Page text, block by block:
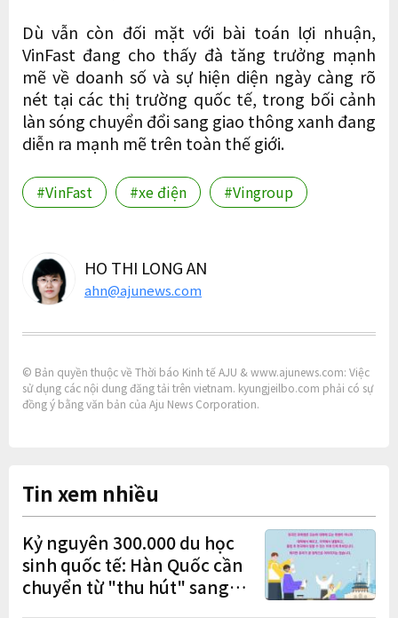
Dù vẫn còn đối mặt với bài toán lợi nhuận,
VinFast đang cho thấy đà tăng trưởng mạnh
mẽ về doanh số và sự hiện diện ngày càng rõ
nét tại các thị trường quốc tế, trong bối cảnh
làn sóng chuyển đổi sang giao thông xanh đang
diễn ra mạnh mẽ trên toàn thế giới.
#VinFast #xe điện #Vingroup
HO THI LONG AN
ahn@ajunews.com
© Bản quyền thuộc về Thời báo Kinh tế AJU & www.ajunews.com: Việc
sử dụng các nội dung đăng tải trên vietnam. kyungjeilbo.com phải có sự
đồng ý bằng văn bản của Aju News Corporation.
Tin xem nhiều
Kỷ nguyên 300.000 du học
sinh quốc tế: Hàn Quốc cần
chuyển từ "thu hút" sang